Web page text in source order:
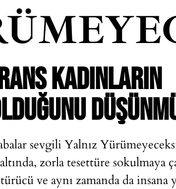
KADINLARIN
sevgili Yalnız
zorla tesettüre sokulmaya
ve aynı zamanda da insana